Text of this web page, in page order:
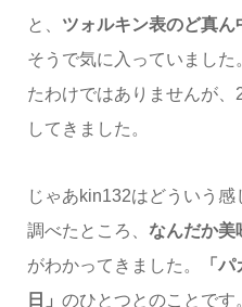
と、 ツォルキン表のど真ん
そうで気に入っていまし
たわけではありませんが
してきました。
じゃあkin132はどういう
調べたところ、 なんだか美
がわかってきました。
「
日」 のひとつとのことで